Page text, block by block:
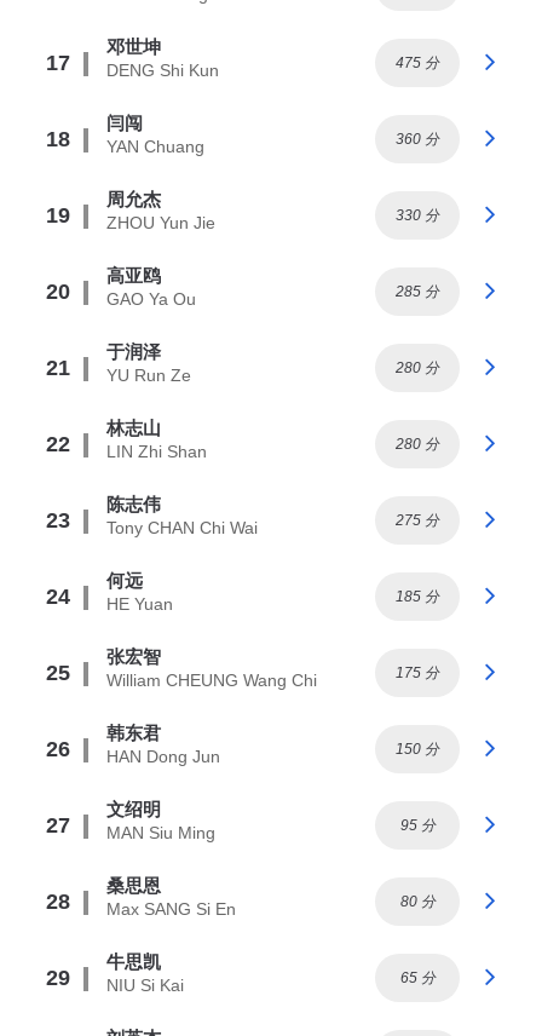
17
邓世坤
DENG Shi Kun 475 分
18
闫闯
YAN Chuang 360 分
19
周允杰
ZHOU Yun Jie 330 分
20
高亚鸥
GAO Ya Ou 285 分
21
于润泽
YU Run Ze 280 分
22
林志山
LIN Zhi Shan 280 分
23
陈志伟
Tony CHAN Chi Wai 275 分
24
何远
HE Yuan 185 分
25
张宏智
William CHEUNG Wang Chi 175 分
26
韩东君
HAN Dong Jun 150 分
27
文绍明
MAN Siu Ming 95 分
28
桑思恩
Max SANG Si En 80 分
29
牛思凯
NIU Si Kai 65 分